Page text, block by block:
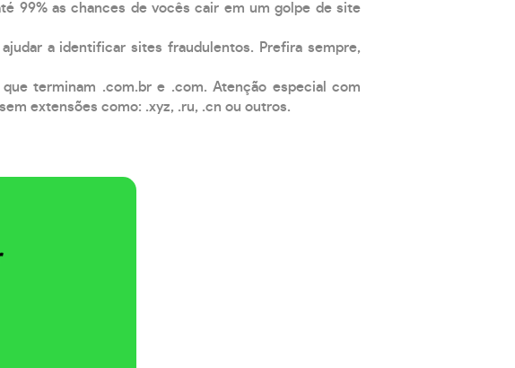
99% as chances de vocês cair em um golpe de site
a identificar sites fraudulentos. Prefira sempre,
terminam .com.br e .com. Atenção especial com
extensões como: .xyz, .ru, .cn ou outros.